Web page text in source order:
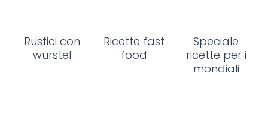
Rustici con
wurstel
Ricette fast
food
Speciale
ricette per i
mondiali